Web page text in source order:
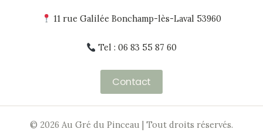
11 rue Galilée Bonchamp-lès-Laval 53960
Tel : 06 83 55 87 60
Contact
© 2026 Au Gré du Pinceau | Tout droits réservés.